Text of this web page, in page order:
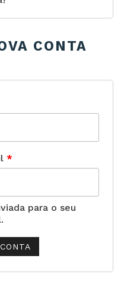
CONTA
*
para o seu